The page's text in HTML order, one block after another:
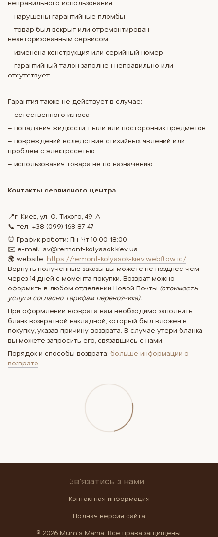
неправильного использования
– нарушены гарантийные пломбы
– товар был вскрыт или отремонтирован
неавторизованным сервисом
– изменена конструкция или серийный номер
– гарантийный талон заполнен неправильно или
отсутствует
Гарантия также не действует в случае:
– естественного износа
– попадания жидкости, пыли или посторонних предметов
– повреждений вследствие стихийных явлений или
проблем с электросетью
– использования товара не по назначению
Контакты сервисного центра
📍г. Киев, ул. О. Тихого, 49-А
📞 тел. +38 (099) 168 87 47
⏰ График роботи: Пн-Чт 10:00-18:00
✉️ e-mail: sv@remont-kolyasok.kiev.ua
🌍 website: https://remont-kolyasok-kiev.webflow.io/
Вернуть полученные заказы вы можете не позднее чем
через 14 дней с момента покупки. Возврат можно
оформить в любом отделении Новой Почты (стоимость
услуги согласно тарифам перевозчика).
При оформлении возврата вам необходимо заполнить
бланк возвратной накладной, который был вложен в
покупку, указав причину возврата. В случае утери бланка
вы можете запросить его, связавшись с нами.
Порядок и способы возврата: больше информации о
возврате
Зв'язатись з нами
Контактная информация
Полная версия сайта
© 2026 Mum's Mania. Все права защищены.